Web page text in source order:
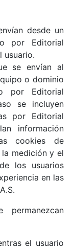
desde un
por Editorial
usuario.
se envían al
o dominio
por Editorial
se incluyen
por Editorial
información
cookies de
medición y el
los usuarios
en las
el usuario